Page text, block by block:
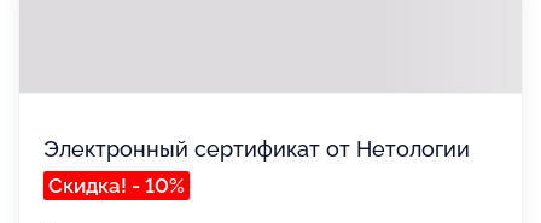
Электронный сертификат от Нетологии
Скидка! - 10%